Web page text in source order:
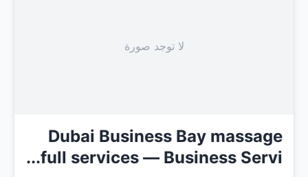
لا توجد صورة
Dubai Business Bay massage
full services — Business Servi...